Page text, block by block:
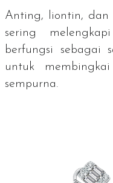
Anting, liontin, dan
sering
berfungsi sebagai
untuk
sempurna.